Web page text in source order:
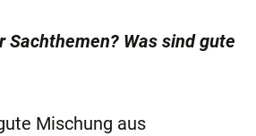
Sachthemen? Was sind gute
Mischung aus